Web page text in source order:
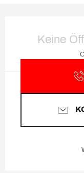
Keine